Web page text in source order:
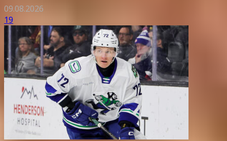
09.08.2026
19